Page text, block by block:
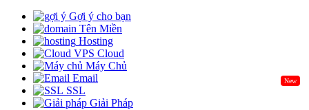
Gợi ý cho bạn
Tên Miền
Hosting
Cloud
Máy Chủ
New
Email
SSL
Giải Pháp